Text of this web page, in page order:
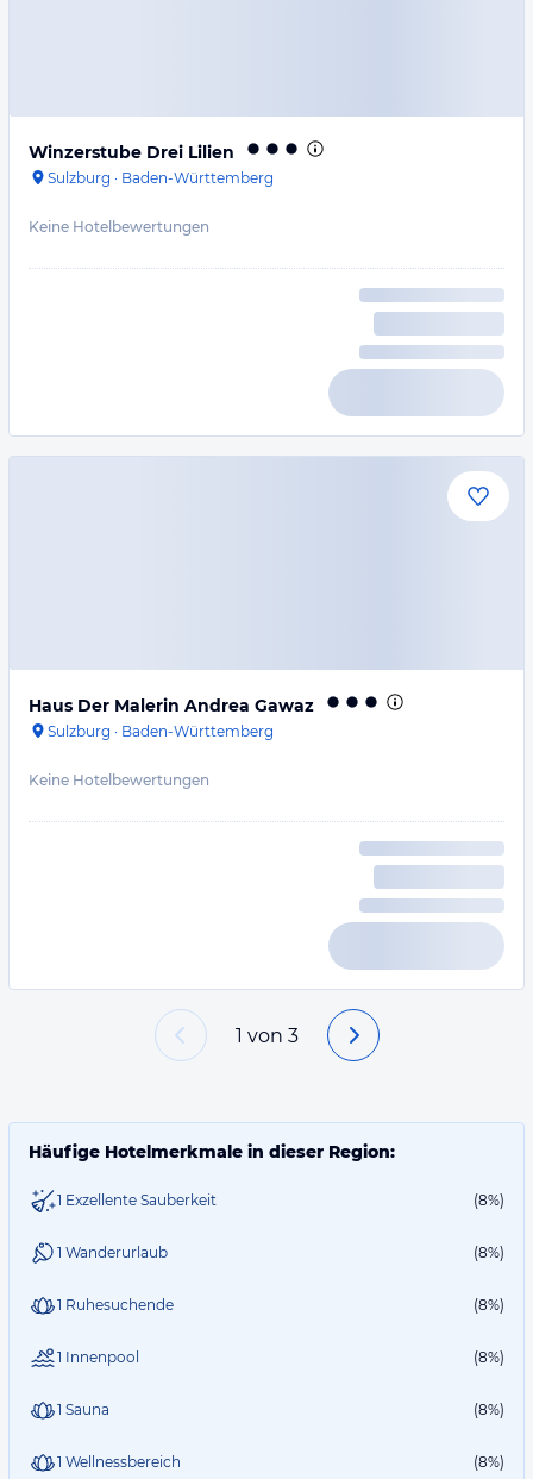
Winzerstube Drei Lilien
Sulzburg · Baden-Württemberg
Keine Hotelbewertungen
Haus Der Malerin Andrea Gawaz
Sulzburg · Baden-Württemberg
Keine Hotelbewertungen
1 von 3
Häufige Hotelmerkmale in dieser Region:
1 Exzellente Sauberkeit (8%)
1 Wanderurlaub (8%)
1 Ruhesuchende (8%)
1 Innenpool (8%)
1 Sauna (8%)
1 Wellnessbereich (8%)